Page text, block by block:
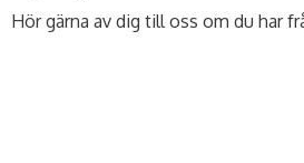
Hör gärna av dig till oss om du har